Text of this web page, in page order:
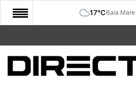
17°CBaia Mare
START
COMUNITATE